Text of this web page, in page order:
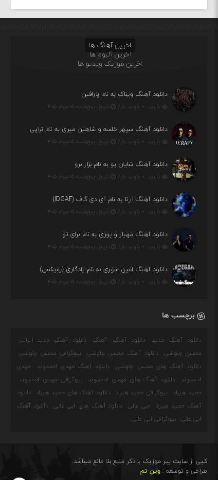
اخرین آهنگ ها
اخرین آلبوم ها
اخرین موزیک ویدیو ها
دانلود آهنگ ویناک به نام پارافین
بازدید : ۰ بازدید بار / تاریخ : پنج‌شنبه ۱۵ مرداد ۱۴۰۵
دانلود آهنگ سپهر خلسه و شاهین میری به نام تراپی
بازدید : ۰ بازدید بار / تاریخ : پنج‌شنبه ۱۵ مرداد ۱۴۰۵
دانلود آهنگ شایان یو به نام بزار برو
بازدید : ۰ بازدید بار / تاریخ : پنج‌شنبه ۱۵ مرداد ۱۴۰۵
دانلود آهنگ آرتا به نام آی دی گاف (IDGAF)
بازدید : ۰ بازدید بار / تاریخ : پنج‌شنبه ۱۵ مرداد ۱۴۰۵
دانلود آهنگ مهیار و پوری به نام برای تو
بازدید : ۰ بازدید بار / تاریخ : پنج‌شنبه ۱۵ مرداد ۱۴۰۵
دانلود آهنگ امین سوری به نام یادگاری (رمیکس)
بازدید : ۰ بازدید بار / تاریخ : پنج‌شنبه ۱۵ مرداد ۱۴۰۵
برچسب ها
دانلود آهنگ جدید دانلود آهنگ آهنگ
دانلود آهنگ جدید ایرانی
محسن چاوشی
دانلود آهنگ محسن چاوشی
بیوگرافی محسن چاوشی
دانلود آهنگ های محسن چاوشی
دانلود آهنگ مهدی احمدوند
مهدی
احمدوند
دانلود آهنگ های مهدی احمدوند
بیوگرافی مهدی احمدوند
حمید هیراد
بیوگرافی حمید هیراد دانلود آهنگ های حمید هیراد
دانلود
آهنگ حمید هیراد
ابی عالی دانلود آهنگ های ابی عالی
دانلود آهنگ
ابی عالی
بیوگرافی ابی عالی
کپی از سایت پیر موزیک با ذکر منبع بلا مانع میباشد.
طراحی و توسعه :وین تم